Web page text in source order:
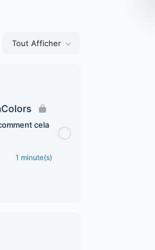
Tout Afficher
cela
1 minute(s)